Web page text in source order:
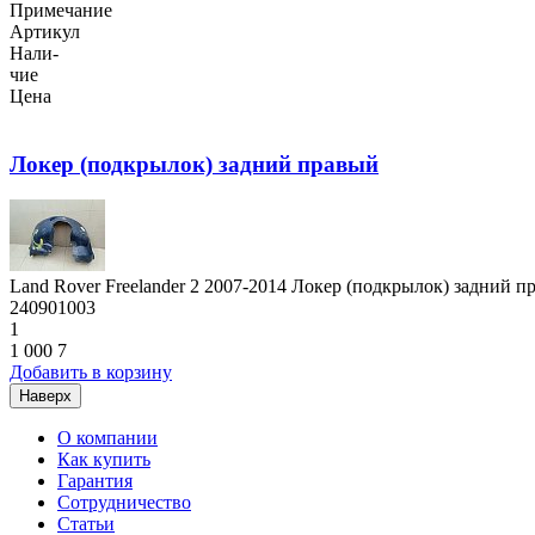
Примечание
Артикул
Нали-
чие
Цена
Локер (подкрылок) задний правый
Land Rover Freelander 2 2007-2014 Локер (подкрылок) задний
240901003
1
1 000 7
Добавить в корзину
Наверх
О компании
Как купить
Гарантия
Сотрудничество
Статьи